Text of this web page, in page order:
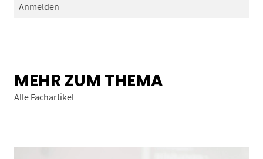
Anmelden
MEHR ZUM THEMA
Alle Fachartikel